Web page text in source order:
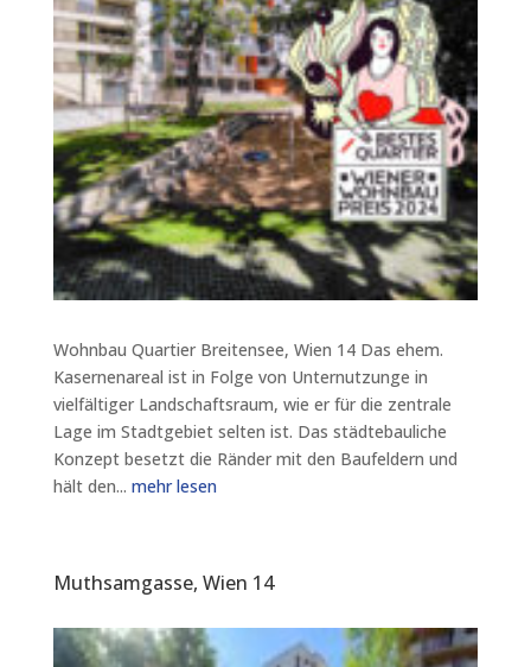
Wohnbau Quartier Breitensee, Wien 14 Das ehem.
Kasernenareal ist in Folge von Unternutzunge in
vielfältiger Landschaftsraum, wie er für die zentrale
Lage im Stadtgebiet selten ist. Das städtebauliche
Konzept besetzt die Ränder mit den Baufeldern und
hält den... mehr lesen
Muthsamgasse, Wien 14